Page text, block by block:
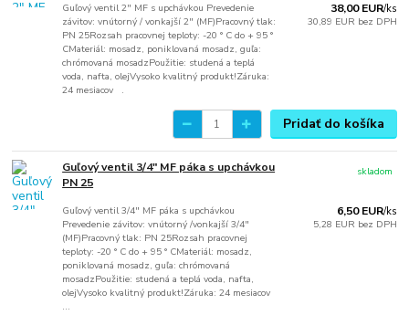
Guľový ventil 2" MF s upchávkou Prevedenie
závitov: vnútorný / vonkajší 2" (MF)Pracovný tlak:
PN 25Rozsah pracovnej teploty: -20 ° C do + 95 °
CMateriál: mosadz, poniklovaná mosadz, guľa:
chrómovaná mosadzPoužitie: studená a teplá
voda, nafta, olejVysoko kvalitný produkt!Záruka:
24 mesiacov .
38,00 EUR/ks
30,89 EUR bez DPH
Pridať do košíka
Guľový ventil 3/4" MF páka s upchávkou
PN 25
Guľový ventil 3/4" MF páka s upchávkou
Prevedenie závitov: vnútorný /vonkajší 3/4"
(MF)Pracovný tlak: PN 25Rozsah pracovnej
teploty: -20 ° C do + 95 ° CMateriál: mosadz,
poniklovaná mosadz, guľa: chrómovaná
mosadzPoužitie: studená a teplá voda, nafta,
olejVysoko kvalitný produkt!Záruka: 24 mesiacov
...
6,50 EUR/ks
5,28 EUR bez DPH
skladom